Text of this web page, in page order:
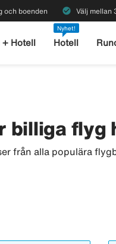
och boenden check_circle Välj mellan
+ Hotell
Nyhet!
Hotell
billiga flyg
från alla populära